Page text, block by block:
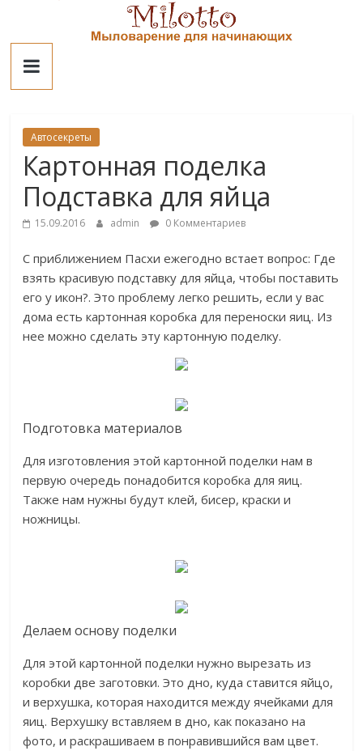
contentМилотто
Автосекреты
Картонная поделка
Подставка для яйца
15.09.2016 admin 0 Комментариев
С приближением Пасхи ежегодно встает вопрос: Где
взять красивую подставку для яйца, чтобы поставить
его у икон?. Это проблему легко решить, если у вас
дома есть картонная коробка для переноски яиц. Из
нее можно сделать эту картонную поделку.
Подготовка материалов
Для изготовления этой картонной поделки нам в
первую очередь понадобится коробка для яиц.
Также нам нужны будут клей, бисер, краски и
ножницы.
Делаем основу поделки
Для этой картонной поделки нужно вырезать из
коробки две заготовки. Это дно, куда ставится яйцо,
и верхушка, которая находится между ячейками для
яиц. Верхушку вставляем в дно, как показано на
фото, и раскрашиваем в понравившийся вам цвет.